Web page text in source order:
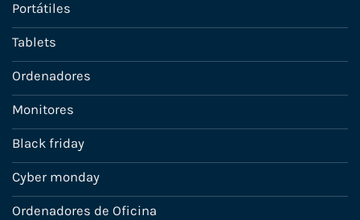
Portátiles
Tablets
Ordenadores
Monitores
Black friday
Cyber monday
Ordenadores de Oficina